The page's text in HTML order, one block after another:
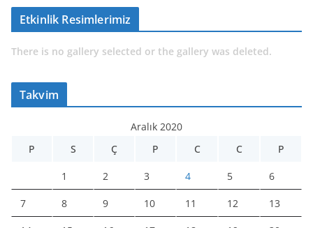
Etkinlik Resimlerimiz
There is no gallery selected or the gallery was deleted.
Takvim
Aralık 2020
P
S Ç P C C P
1 2 3 4 5 6
7 8 9 10 11 12 13